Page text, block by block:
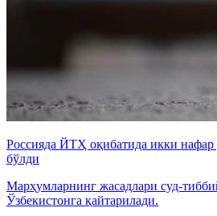
Россияда ЙТҲ оқибатида икки нафар
бўлди
Марҳумларнинг жасадлари суд-
Ўзбекистонга қайтарилади.